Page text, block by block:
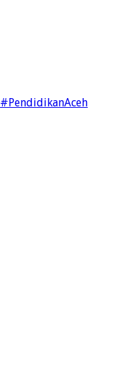
#PendidikanAceh